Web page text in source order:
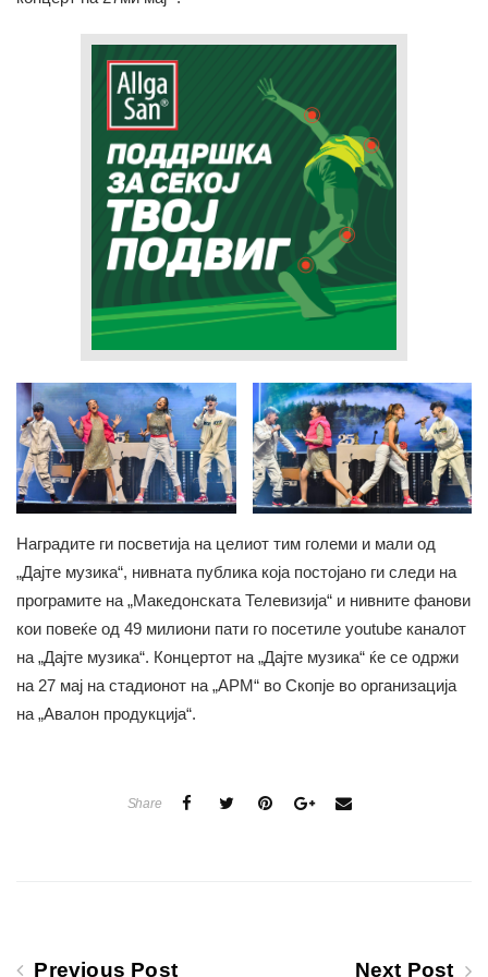
Наградите ги посветија на целиот тим големи и мали од
„Дајте музика“, нивната публика која постојано ги следи на
програмите на „Македонската Телевизија“ и нивните фанови
кои повеќе од 49 милиони пати го посетиле youtube каналот
на „Дајте музика“. Концертот на „Дајте музика“ ќе се одржи
на 27 мај на стадионот на „АРМ“ во Скопје во организација
на „Авалон продукција“.
Share
Previous Post Next Post